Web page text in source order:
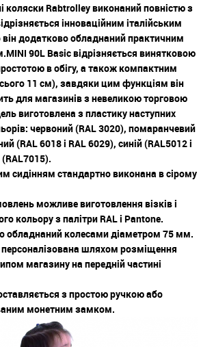
коляски Rabtrolley виконаний повністю з
інноваційним італійським
додатково обладнаний практичним
90L Basic відрізняється винятковою
в обігу, а також компактним
11 см), завдяки цим функціям він
для магазинів з невеликою торговою
виготовлена ​​з пластику наступних
червоний (RAL 3020), помаранчевий
(RAL 6018 і RAL 6029), синій (RAL5012 і
(RAL7015).
сидінням стандартно виконана в сірому
можливе виготовлення візків і
кольору з палітри RAL і Pantone.
обладнаний колесами діаметром 75 мм.
шляхом розміщення
магазину на передній частині
з простою ручкою або
монетним замком.